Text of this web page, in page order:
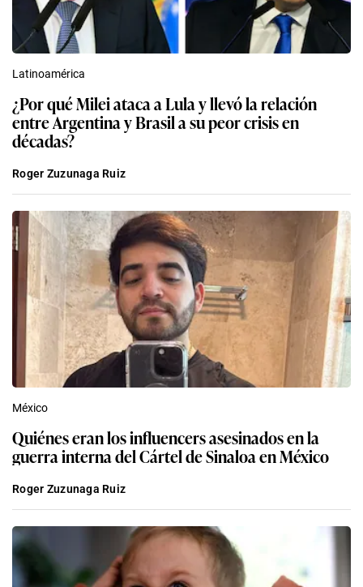
Latinoamérica
¿Por qué Milei ataca a Lula y llevó la relación
entre Argentina y Brasil a su peor crisis en
décadas?
Roger Zuzunaga Ruiz
México
Quiénes eran los influencers asesinados en la
guerra interna del Cártel de Sinaloa en México
Roger Zuzunaga Ruiz